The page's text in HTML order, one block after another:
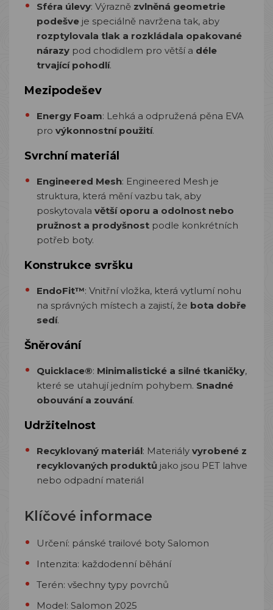
Sféra úlevy: Výrazně zvlněná geometrie
podešve je speciálně navržena tak, aby
rozptylovala tlak a rozkládala opakované
nárazy pod chodidlem pro větší a déle
trvající pohodlí.
Mezipodešev
Energy Foam: Lehká a odpružená pěna EVA
pro výkonnostní použití.
Svrchní materiál
Engineered Mesh: Engineered Mesh je
struktura, která mění vazbu tak, aby
poskytovala větší oporu a odolnost nebo
pružnost a prodyšnost podle konkrétních
potřeb boty.
Konstrukce svršku
EndoFit™: Vnitřní vložka, která vytlumí nohu
na správných místech a zajistí, že bota dobře
sedí.
Šněrování
Quicklace®: Minimalistické a silné tkaničky,
které se utahují jedním pohybem. Snadné
obouvání a zouvání.
Udržitelnost
Recyklovaný materiál: Materiály vyrobené z
recyklovaných produktů jako jsou PET lahve
nebo odpadní materiál
Klíčové informace
Určení: pánské trailové boty Salomon
Intenzita: každodenní běhání
Terén: všechny typy povrchů
Model: Salomon 2025